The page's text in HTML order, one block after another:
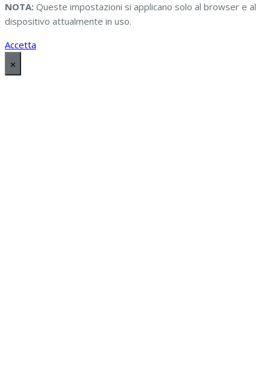
NOTA: Queste impostazioni si applicano solo al browser e al
dispositivo attualmente in uso.
Accetta
✕